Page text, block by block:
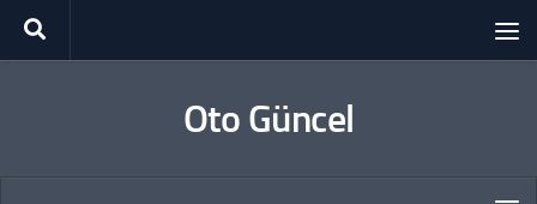
Skip to content
Oto Güncel